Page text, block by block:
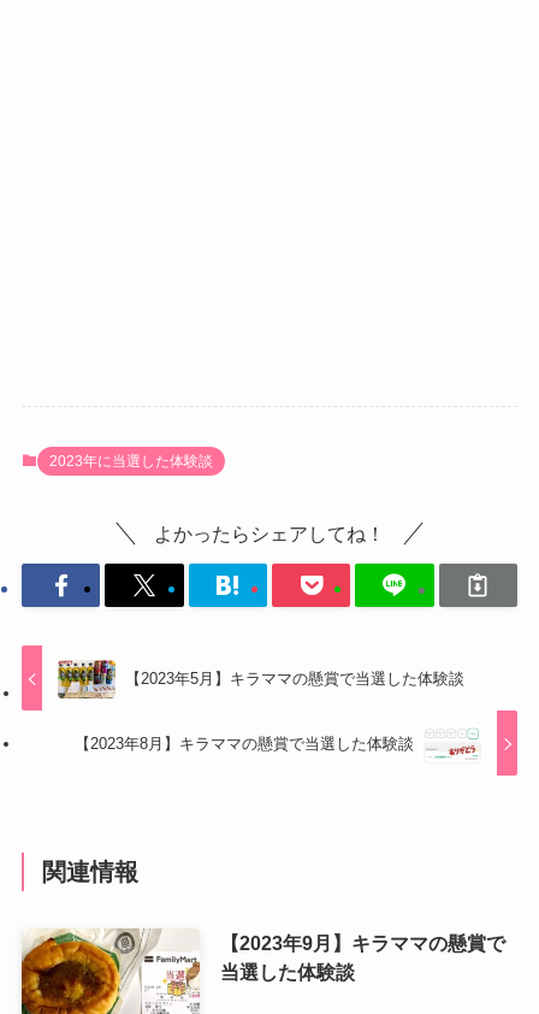
2023年に当選した体験談
よかったらシェアしてね！
【2023年5月】キラママの懸賞で当選した体験談
【2023年8月】キラママの懸賞で当選した体験談
関連情報
【2023年9月】キラママの懸賞で
当選した体験談